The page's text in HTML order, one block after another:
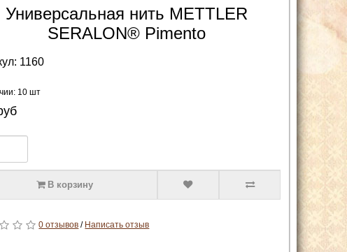
Универсальная нить METTLER
SERALON® Pimento
1160
10 шт
В корзину
0 отзывов / Написать отзыв